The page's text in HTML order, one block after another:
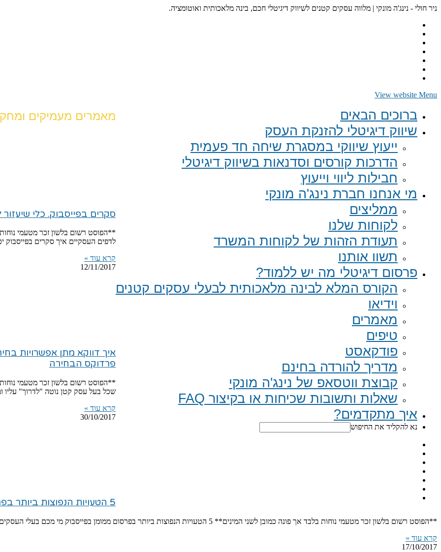
ניר חולי - נינג'ה מונקי | מלווה עסקים קטנים לשיווק דיגיטלי חכם, בינה מלאכותית ואוטומציה.
View website Menu
ברוכים הבאים
שיווק דיגיטלי להזנקת העסק
ייעוץ שיווקי במסגרת שיחה חד פעמית​
הדרכות קורסים וסדנאות בשיווק דיגיטלי
חבילות ליווי וייעוץ
מי אנחנו חברת נינג'ה מונקי
ממליצים
לקוחות שלנו
תעודת הזהות של לקוחות המשרד
תשוו אותנו
פרסום דיגיטלי מה יש ללמוד?
הקורס המלא לבינה מלאכותית לבעלי עסקים קטנים
וידיאו
מאמרים
טיפים
פודקאסט
מדריך להורדה בחינם
קבוצת ווטסאפ של נינג'ה מונקי​
שאלות ותשובות שכיחות או בקיצור FAQ
איך מתקדמים?
נא להקליד את החיפוש
מאמרים מעמיקים
סקרים בפייסבוק. כלי
**הפוסט רשום בלשון זכר מטעמי
לדפים העסקיים איך סקרים בפייסבוק
קרא עוד »
12/11/2017
איך דווקא מתן אפשרויות
פרדוקס הבחירה
**הפוסט רשום בלשון זכר מטעמי
שכל בעל עסק קטן נוטה "לדרוך" עליו
קרא עוד »
30/10/2017
5 הטעויות הנפוצות ביותר בפרסום ממומן בפייסבוק
**הפוסט רשום בלשון זכר מטעמי נוחות בלבד אך פונה כמובן לשני המינים** 5 הטעויות הנפוצות ביותר בפרסום ממומן בפייסבוק מי מכם בעלי העסקים שקוראים את
קרא עוד »
17/10/2017